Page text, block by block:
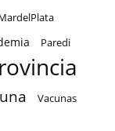
Paredi
Vacunas